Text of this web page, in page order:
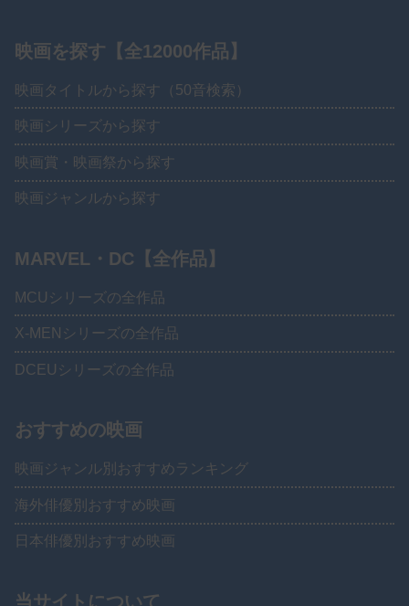
映画を探す【全12000作品】
映画タイトルから探す（50音検索）
映画シリーズから探す
映画賞・映画祭から探す
映画ジャンルから探す
MARVEL・DC【全作品】
MCUシリーズの全作品
X-MENシリーズの全作品
DCEUシリーズの全作品
おすすめの映画
映画ジャンル別おすすめランキング
海外俳優別おすすめ映画
日本俳優別おすすめ映画
当サイトについて